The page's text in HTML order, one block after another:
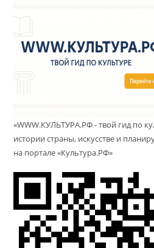
«WWW.КУЛЬТУРА.РФ - твой гид по
истории страны, искусстве и
на портале «Культура.РФ»